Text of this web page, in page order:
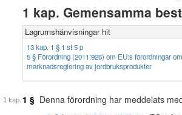
1 kap. Gemensamma
Lagrumshänvisningar hit
13 kap. 1 § 1 st 5 p
5 § Förordning (2011:926) om EU:s förordningar
marknadsreglering av jordbruksprodukter
1 § Denna förordning har meddelats